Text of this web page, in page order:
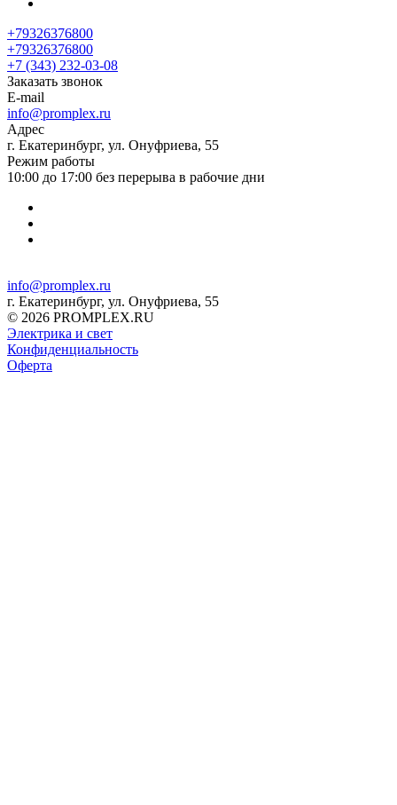
+79326376800
+79326376800
+7 (343) 232-03-08
Заказать звонок
E-mail
info@promplex.ru
Адрес
г. Екатеринбург, ул. Онуфриева, 55
Режим работы
10:00 до 17:00 без перерыва в рабочие дни
info@promplex.ru
г. Екатеринбург, ул. Онуфриева, 55
© 2026 PROMPLEX.RU
Электрика и свет
Конфиденциальность
Оферта